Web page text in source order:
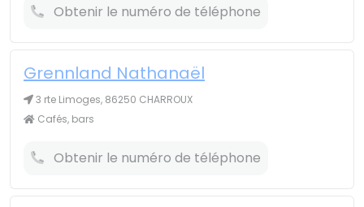
Obtenir le numéro de téléphone
Grennland Nathanaël
3 rte Limoges, 86250 CHARROUX
Cafés, bars
Obtenir le numéro de téléphone